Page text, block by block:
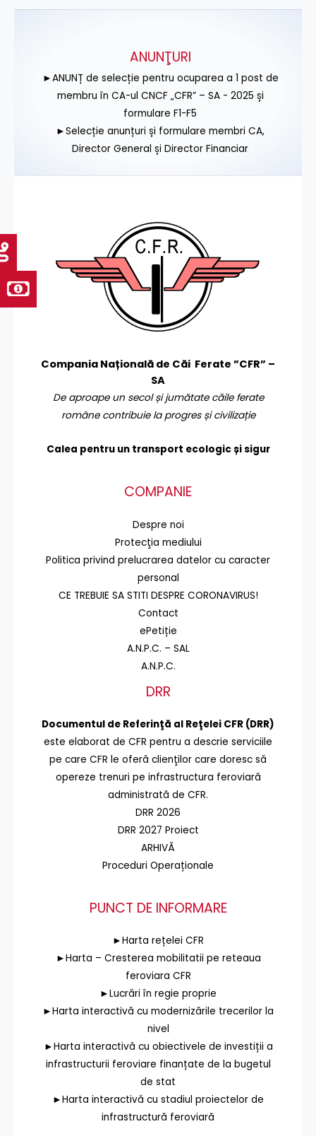
ANUNŢURI
►ANUNȚ de selecție pentru ocuparea a 1 post de
membru în CA-ul CNCF „CFR” – SA - 2025 și
formulare F1-F5
►Selecție anunțuri și formulare membri CA,
Director General și Director Financiar
Compania Națională de Căi Ferate ”CFR” –
SA
De aproape un secol și jumătate căile ferate
române contribuie la progres și civilizație
Calea pentru un transport ecologic și sigur
COMPANIE
Despre noi
Protecţia mediului
Politica privind prelucrarea datelor cu caracter
personal
CE TREBUIE SA STITI DESPRE CORONAVIRUS!
Contact
ePetiție
A.N.P.C. – SAL
A.N.P.C.
DRR
Documentul de Referinţă al Reţelei CFR (DRR)
este elaborat de CFR pentru a descrie serviciile
pe care CFR le oferă clienţilor care doresc să
opereze trenuri pe infrastructura feroviară
administrată de CFR.
DRR 2026
DRR 2027 Proiect
ARHIVĂ
Proceduri Operaționale
PUNCT DE INFORMARE
►Harta rețelei CFR
►Harta – Cresterea mobilitatii pe reteaua
feroviara CFR
►Lucrări în regie proprie
►Harta interactivă cu modernizările trecerilor la
nivel
►Harta interactivă cu obiectivele de investiții a
infrastructurii feroviare finanțate de la bugetul
de stat
►Harta interactivă cu stadiul proiectelor de
infrastructură feroviară